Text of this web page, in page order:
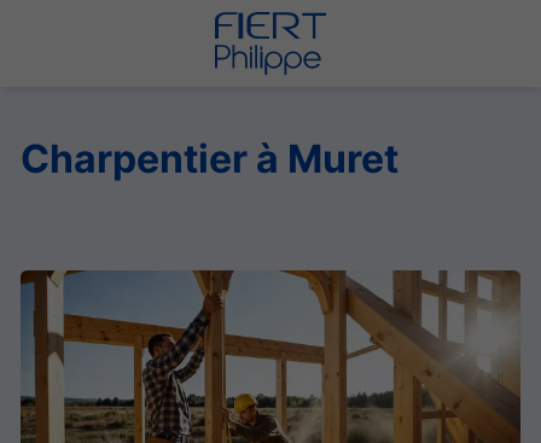
Charpentier à Muret